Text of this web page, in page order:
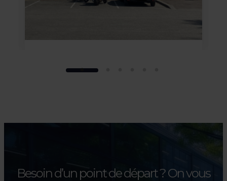
Besoin d’un point de départ ?On vous